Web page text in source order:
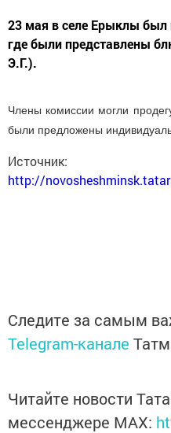
23 мая в селе Ерыклы был
где были представлены
Э.Г.).
Члены комиссии могли
были предложены
Источник:
http://
Следите за самым
Telegram-канале
Читайте новости
мессенджере MАХ: